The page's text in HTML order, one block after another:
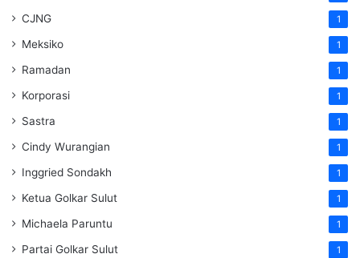
CJNG 1
Meksiko 1
Ramadan 1
Korporasi 1
Sastra 1
Cindy Wurangian 1
Inggried Sondakh 1
Ketua Golkar Sulut 1
Michaela Paruntu 1
Partai Golkar Sulut 1